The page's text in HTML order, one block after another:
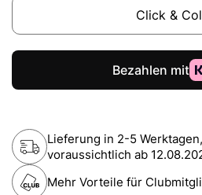
Click &
Lieferung in 2-5
voraussichtlich ab
Mehr Vorteile für